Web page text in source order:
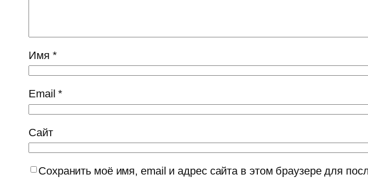
Имя *
Email*
Сайт
Сохранить моё имя, email и адрес сайта в этом браузере для